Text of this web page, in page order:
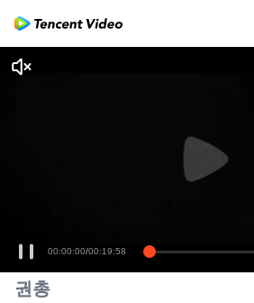
00:00:00/00:19:58
권총